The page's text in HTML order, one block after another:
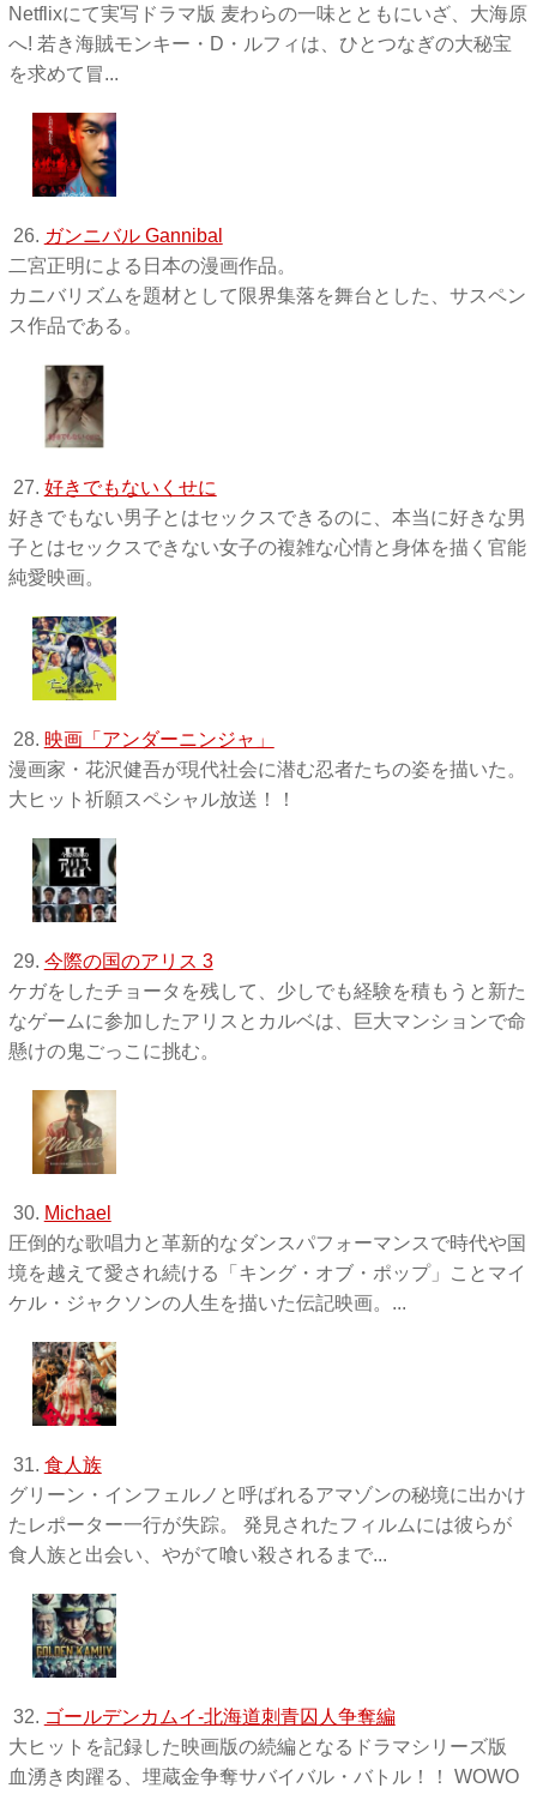
Netflixにて実写ドラマ版 麦わらの一味とともにいざ、大海原
へ! 若き海賊モンキー・D・ルフィは、ひとつなぎの大秘宝
を求めて冒...
26. ガンニバル Gannibal
二宮正明による日本の漫画作品。
カニバリズムを題材として限界集落を舞台とした、サスペン
ス作品である。
27. 好きでもないくせに
好きでもない男子とはセックスできるのに、本当に好きな男
子とはセックスできない女子の複雑な心情と身体を描く官能
純愛映画。
28. 映画「アンダーニンジャ」
漫画家・花沢健吾が現代社会に潜む忍者たちの姿を描いた。
大ヒット祈願スペシャル放送！！
29. 今際の国のアリス 3
ケガをしたチョータを残して、少しでも経験を積もうと新た
なゲームに参加したアリスとカルベは、巨大マンションで命
懸けの鬼ごっこに挑む。
30. Michael
圧倒的な歌唱力と革新的なダンスパフォーマンスで時代や国
境を越えて愛され続ける「キング・オブ・ポップ」ことマイ
ケル・ジャクソンの人生を描いた伝記映画。...
31. 食人族
グリーン・インフェルノと呼ばれるアマゾンの秘境に出かけ
たレポーター一行が失踪。 発見されたフィルムには彼らが
食人族と出会い、やがて喰い殺されるまで...
32. ゴールデンカムイ-北海道刺青囚人争奪編
大ヒットを記録した映画版の続編となるドラマシリーズ版
血湧き肉躍る、埋蔵金争奪サバイバル・バトル！！ WOWO